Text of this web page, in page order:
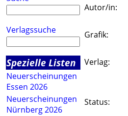
Verlagssuche
Spezielle Listen
Neuerscheinungen
Essen 2026
Neuerscheinungen
Nürnberg 2026
Autor/in:
Grafik:
Verlag:
Status: